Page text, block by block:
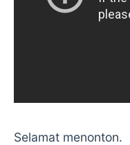
Selamat menonton.